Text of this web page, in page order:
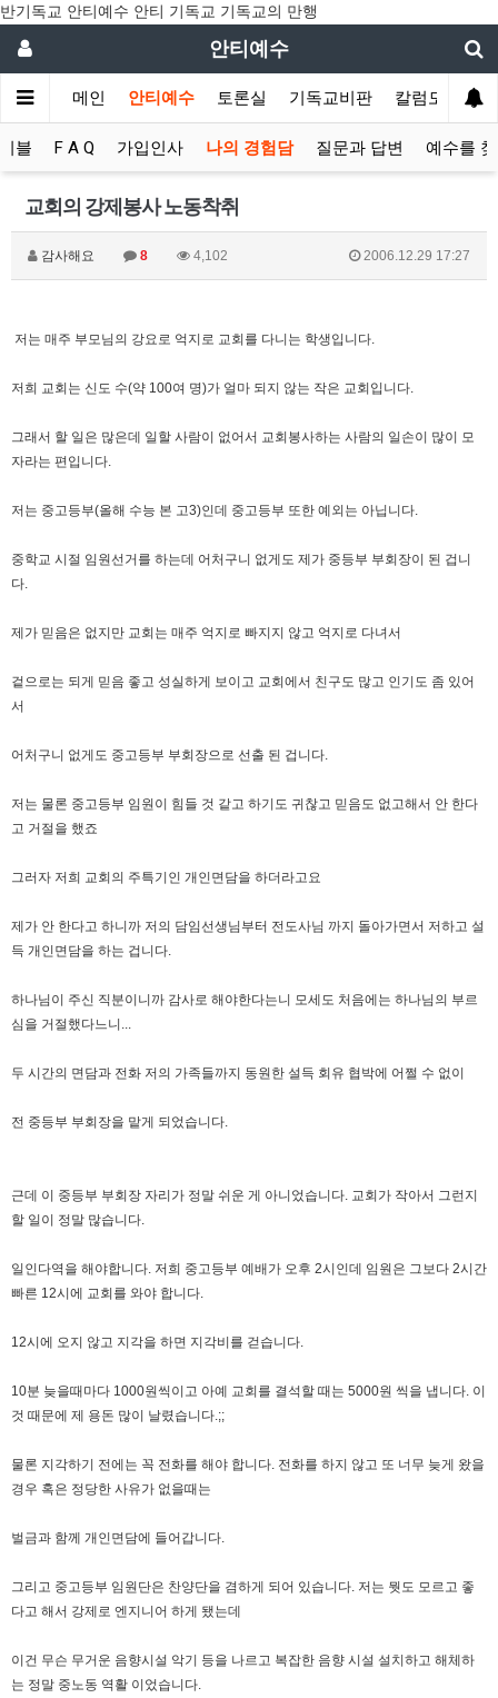
반기독교 안티예수 안티 기독교 기독교의 만행
안티예수
메인 안티예수 토론실 기독교비판 칼럼모음
블 F A Q 가입인사 나의 경험담 질문과 답변 예수를
교회의 강제봉사 노동착취
감사해요 8 4,102 2006.12.29 17:27
저는 매주 부모님의 강요로 억지로 교회를 다니는 학생입니다.
저희 교회는 신도 수(약 100여 명)가 얼마 되지 않는 작은 교회입니다.
그래서 할 일은 많은데 일할 사람이 없어서 교회봉사하는 사람의 일손이 많이 모
자라는 편입니다.
저는 중고등부(올해 수능 본 고3)인데 중고등부 또한 예외는 아닙니다.
중학교 시절 임원선거를 하는데 어처구니 없게도 제가 중등부 부회장이 된 겁니
다.
제가 믿음은 없지만 교회는 매주 억지로 빠지지 않고 억지로 다녀서
겉으로는 되게 믿음 좋고 성실하게 보이고 교회에서 친구도 많고 인기도 좀 있어
서
어처구니 없게도 중고등부 부회장으로 선출 된 겁니다.
저는 물론 중고등부 임원이 힘들 것 같고 하기도 귀찮고 믿음도 없고해서 안 한다
고 거절을 했죠
그러자 저희 교회의 주특기인 개인면담을 하더라고요
제가 안 한다고 하니까 저의 담임선생님부터 전도사님 까지 돌아가면서 저하고 설
득 개인면담을 하는 겁니다.
하나님이 주신 직분이니까 감사로 해야한다는니 모세도 처음에는 하나님의 부르
심을 거절했다느니...
두 시간의 면담과 전화 저의 가족들까지 동원한 설득 회유 협박에 어쩔 수 없이
전 중등부 부회장을 맡게 되었습니다.
근데 이 중등부 부회장 자리가 정말 쉬운 게 아니었습니다. 교회가 작아서 그런지
할 일이 정말 많습니다.
일인다역을 해야합니다. 저희 중고등부 예배가 오후 2시인데 임원은 그보다 2시간
빠른 12시에 교회를 와야 합니다.
12시에 오지 않고 지각을 하면 지각비를 걷습니다.
10분 늦을때마다 1000원씩이고 아예 교회를 결석할 때는 5000원 씩을 냅니다. 이
것 때문에 제 용돈 많이 날렸습니다.;;
물론 지각하기 전에는 꼭 전화를 해야 합니다. 전화를 하지 않고 또 너무 늦게 왔을
경우 혹은 정당한 사유가 없을때는
벌금과 함께 개인면담에 들어갑니다.
그리고 중고등부 임원단은 찬양단을 겸하게 되어 있습니다. 저는 뭣도 모르고 좋
다고 해서 강제로 엔지니어 하게 됐는데
이건 무슨 무거운 음향시설 악기 등을 나르고 복잡한 음향 시설 설치하고 해체하
는 정말 중노동 역활 이었습니다.